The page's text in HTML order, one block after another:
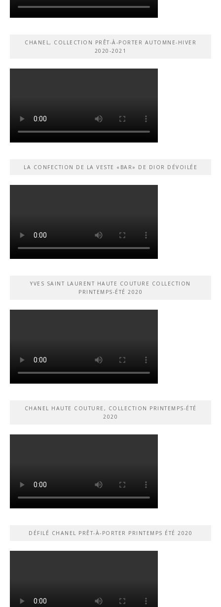
CHANEL, COLLECTION PRÊT-À-PORTER AUTOMNE-HIVER
2020-2021
LA CONFECTION DE LA VESTE «BAR» DE DIOR DÉVOILÉE
YVES SAINT LAURENT HAUTE COUTURE COLLECTION
PRINTEMPS-ÉTÉ 2020
CHANEL HAUTE COUTURE, COLLECTION PRINTEMPS-ÉTÉ
2020
DÉFILÉ CHANEL PRÊT-À-PORTER PRINTEMPS ÉTÉ 2020